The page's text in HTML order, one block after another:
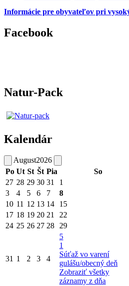
Informácie pre obyvateľov pri
Facebook
Natur-Pack
Kalendár
August2026
Po Ut St Št Pia So
27 28 29 30 31 1
3
4 5 6 7 8
10 11 12 13 14 15
17 18 19 20 21 22
24 25 26 27 28 29
31 1 2 3 4
5
1
Súťaž vo varení
gulášu/obecný deň
Zobraziť všetky
záznamy z dňa